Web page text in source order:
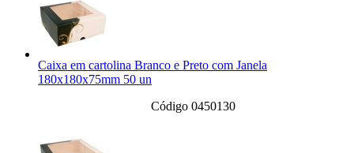
Caixa em cartolina Branco e Preto com Janela
180x180x75mm 50 un
Código 0450130